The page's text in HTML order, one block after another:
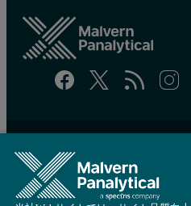
サイトマップ
Cookie 設定
© 著作権 2026 - Malvern Panalytical